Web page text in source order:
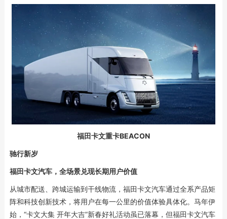
福田卡文重卡BEACON
驰行新岁
福田卡文汽车，全场景兑现长期用户价值
从城市配送、跨城运输到干线物流，福田卡文汽车通过全系产品矩
阵和科技创新技术，将用户在每一公里的价值体验具体化。马年伊
始，“卡文大集 开年大吉”新春好礼活动虽已落幕，但福田卡文汽车